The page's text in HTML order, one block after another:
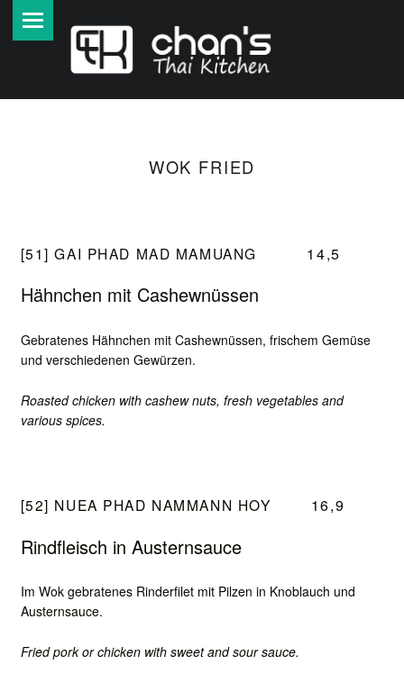
H
C
H
H
L
E
C
WOK FRIED
[51] GAI PHAD MAD MAMUANG 14,5
Hähnchen mit Cashewnüssen
Gebratenes Hähnchen mit Cashewnüssen, frischem Gemüse
und verschiedenen Gewürzen.
Roasted chicken with cashew nuts, fresh vegetables and
various spices.
[52] NUEA PHAD NAMMANN HOY 16,9
Rindfleisch in Austernsauce
Im Wok gebratenes Rinderfilet mit Pilzen in Knoblauch und
Austernsauce.
Fried pork or chicken with sweet and sour sauce.